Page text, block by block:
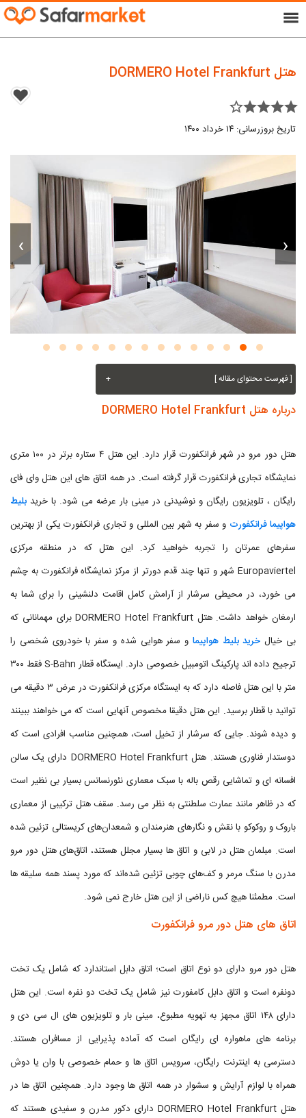
menu
هتل DORMERO Hotel Frankfurt
star_border star star star star
تاریخ بروزرسانی: ۱۴ خرداد ۱۴۰۰
‹
›
[ فهرست محتوای مقاله ] +
درباره هتل DORMERO Hotel Frankfurt
هتل دور مرو در شهر فرانکفورت قرار دارد. این هتل ۴ ستاره برتر در ۱۰۰ متری
نمایشگاه تجاری فرانکفورت قرار گرفته است. در همه اتاق های این هتل وای فای
رایگان ، تلویزیون رایگان و نوشیدنی در مینی بار عرضه می شود. با خرید بلیط
هواپیما فرانکفورت و سفر به شهر بین المللی و تجاری فرانکفورت یکی از بهترین
سفرهای عمرتان را تجربه خواهید کرد. این هتل که در منطقه مرکزی
Europaviertel شهر و تنها چند قدم دورتر از مرکز نمایشگاه فرانکفورت به چشم
می خورد، در محیطی سرشار از آرامش کامل اقامت دلنشینی را برای شما به
ارمغان خواهد داشت. هتل DORMERO Hotel Frankfurt برای مهمانانی که
بی خیال خرید بلیط هواپیما و سفر هوایی شده و سفر با خودروی شخصی را
ترجیح داده اند پارکینگ اتومبیل خصوصی دارد. ایستگاه قطار S-Bahn فقط ۳۰۰
متر با این هتل فاصله دارد که به ایستگاه مرکزی فرانکفورت در عرض ۳ دقیقه می
توانید با قطار برسید. این هتل دقیقا مخصوص آنهایی است که می خواهند ببینند
و دیده شوند. جایی که سرشار از تخیل است، همچنین مناسب افرادی است که
دوستدار فناوری هستند. هتل DORMERO Hotel Frankfurt دارای یک سالن
افسانه ‌ای و تماشایی رقص باله با سبک معماری نئورنسانس بسیار بی نظیر است
که در ظاهر مانند عمارت سلطنتی به نظر می رسد. سقف هتل ترکیبی از معماری
باروک و روکوکو با نقش و نگارهای هنرمندان و شمعدان‌های کریستالی تزئین شده
است. مبلمان هتل در لابی و اتاق ها بسیار مجلل هستند، اتاق‌های هتل دور مرو
مدرن با سنگ مرمر و کف‌های چوبی تزئین شده‌اند که مورد پسند همه سلیقه ها
است. مطمئنا هیچ کس ناراضی از این هتل خارج نمی شود.
اتاق های هتل دور مرو فرانکفورت
هتل دور مرو دارای دو نوع اتاق است؛ اتاق دابل استاندارد که شامل یک تخت
دونفره است و اتاق دابل کامفورت نیز شامل یک تخت دو نفره است. این هتل
دارای ۱۴۸ اتاق مجهز به تهویه مطبوع، مینی بار و تلویزیون های ال سی دی و
برنامه های ماهواره ای رایگان است که آماده پذیرایی از مسافران هستند.
دسترسی به اینترنت رایگان، سرویس اتاق ها و حمام خصوصی با وان یا دوش
همراه با لوازم آرایش و سشوار در همه اتاق ها وجود دارد. همچنین اتاق ها در
هتل DORMERO Hotel Frankfurt دارای دکور مدرن و سفیدی هستند که